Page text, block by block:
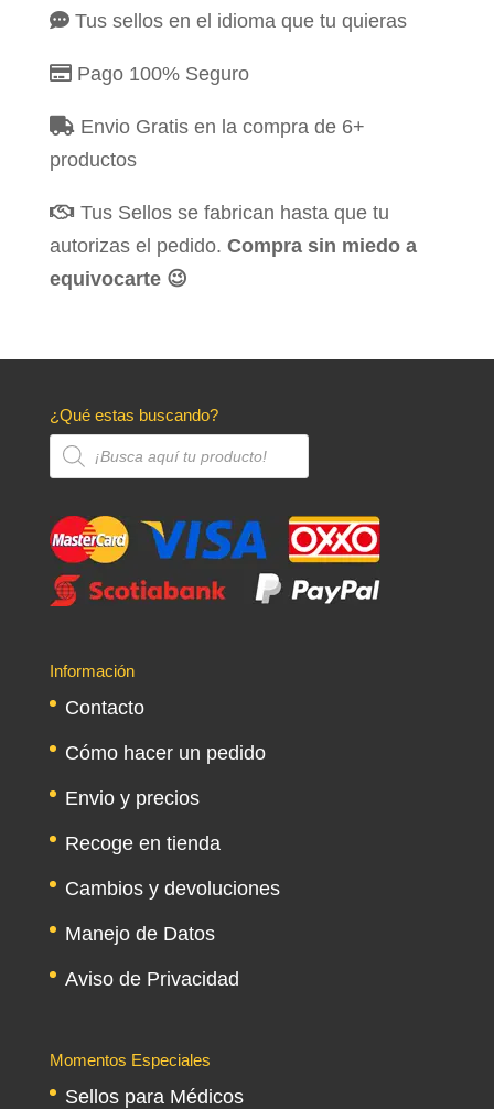
Tus sellos en el idioma que tu quieras
Pago 100% Seguro
Envio Gratis en la compra de 6+
productos
Tus Sellos se fabrican hasta que tu
autorizas el pedido. Compra sin miedo a
equivocarte 😉
¿Qué estas buscando?
Búsqueda
productos
Información
Contacto
Cómo hacer un pedido
Envio y precios
Recoge en tienda
Cambios y devoluciones
Manejo de Datos
Aviso de Privacidad
Momentos Especiales
Sellos para Médicos